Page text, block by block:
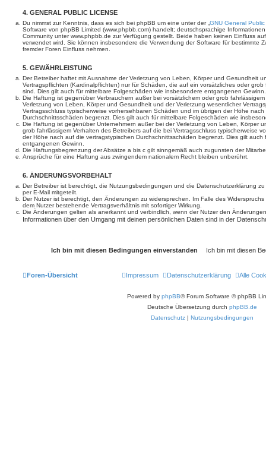
4. GENERAL PUBLIC LICENSE
Du nimmst zur Kenntnis, dass es sich bei phpBB um eine unter der „ GNU General
Software von phpBB Limited (www.phpbb.com) handelt; deutschsprachige
Community unter www.phpbb.de zur Verfügung gestellt. Beide haben keinen Einfluss
verwendet wird. Sie können insbesondere die Verwendung der Software für bestimmte
fremder Foren Einfluss nehmen.
5. GEWÄHRLEISTUNG
Der Betreiber haftet mit Ausnahme der Verletzung von Leben, Körper und Gesundheit
Vertragspflichten (Kardinalpflichten) nur für Schäden, die auf ein vorsätzliches oder
sind. Dies gilt auch für mittelbare Folgeschäden wie insbesondere entgangenen Gewinn.
Die Haftung ist gegenüber Verbrauchern außer bei vorsätzlichem oder grob
Verletzung von Leben, Körper und Gesundheit und der Verletzung wesentlicher
Vertragsschluss typischerweise vorhersehbaren Schäden und im übrigen der Höhe
Durchschnittsschäden begrenzt. Dies gilt auch für mittelbare Folgeschäden wie
Die Haftung ist gegenüber Unternehmern außer bei der Verletzung von Leben, Körper
grob fahrlässigem Verhalten des Betreibers auf die bei Vertragsschluss typischerweise
der Höhe nach auf die vertragstypischen Durchschnittsschäden begrenzt. Dies gilt
entgangenen Gewinn.
Die Haftungsbegrenzung der Absätze a bis c gilt sinngemäß auch zugunsten der
Ansprüche für eine Haftung aus zwingendem nationalem Recht bleiben unberührt.
6. ÄNDERUNGSVORBEHALT
Der Betreiber ist berechtigt, die Nutzungsbedingungen und die Datenschutzerklärung
per E-Mail mitgeteilt.
Der Nutzer ist berechtigt, den Änderungen zu widersprechen. Im Falle des
dem Nutzer bestehende Vertragsverhältnis mit sofortiger Wirkung.
Die Änderungen gelten als anerkannt und verbindlich, wenn der Nutzer den
Informationen über den Umgang mit deinen persönlichen Daten sind in der
Foren-Übersicht Alle
Datenschutzerklärung
Impressum
Powered by phpBB® Forum Software © phpBB
Deutsche Übersetzung durch phpBB.de
Datenschutz | Nutzungsbedingungen